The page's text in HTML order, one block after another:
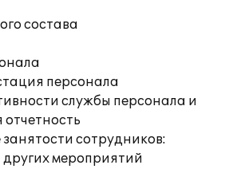
состава
персонала
службы персонала и
сотрудников:
мероприятий